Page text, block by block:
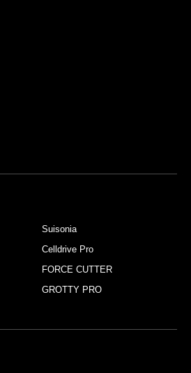
Suisonia
Celldrive Pro
FORCE CUTTER
GROTTY PRO